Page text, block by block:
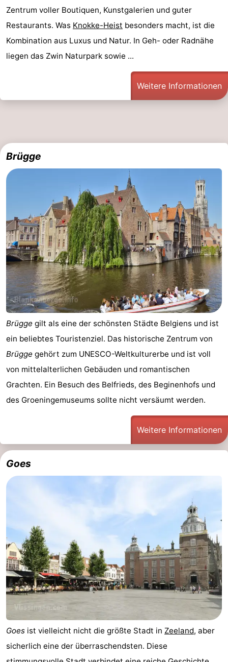
Zentrum voller Boutiquen, Kunstgalerien und guter
Restaurants. Was Knokke-Heist besonders macht, ist die
Kombination aus Luxus und Natur. In Geh- oder Radnähe
liegen das Zwin Naturpark sowie ...
Weitere Informationen
Brügge
Brügge gilt als eine der schönsten Städte Belgiens und ist
ein beliebtes Touristenziel. Das historische Zentrum von
Brügge gehört zum UNESCO-Weltkulturerbe und ist voll
von mittelalterlichen Gebäuden und romantischen
Grachten. Ein Besuch des Belfrieds, des Beginenhofs und
des Groeningemuseums sollte nicht versäumt werden.
Weitere Informationen
Goes
Goes ist vielleicht nicht die größte Stadt in Zeeland, aber
sicherlich eine der überraschendsten. Diese